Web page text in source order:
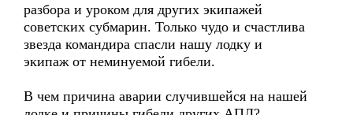
разбора и уроком для других экипажей
советских субмарин. Только чудо и счастлива
звезда командира спасли нашу лодку и
экипаж от неминуемой гибели.
В чем причина аварии случившейся на нашей